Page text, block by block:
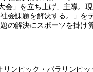
会」を立ち上げ、主導。
会課題を解決する。」を
の解決にスポーツを掛け
リンピック・パラリンピ